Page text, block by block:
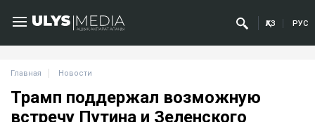
ҚАЗ РУС
Главная Новости
Трамп поддержал возможную
встречу Путина и Зеленского